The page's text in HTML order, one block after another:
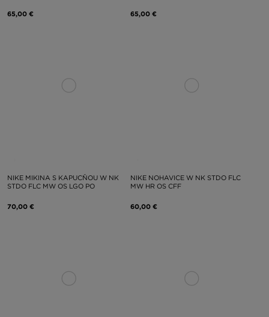
65,00 € 65,00 €
NIKE MIKINA S KAPUCŇOU W NK
STDO FLC MW OS LGO PO
70,00 €
NIKE NOHAVICE W NK STDO FLC
MW HR OS CFF
60,00 €